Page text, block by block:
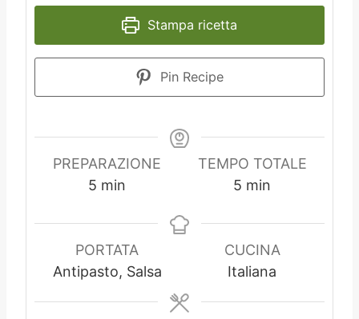
Stampa ricetta
Pin Recipe
PREPARAZIONE
5 m
n
u
t
min
TEMPO TOTALE
5 m
n
u
t
min
PORTATA
Antipasto, Salsa
CUCINA
Italiana